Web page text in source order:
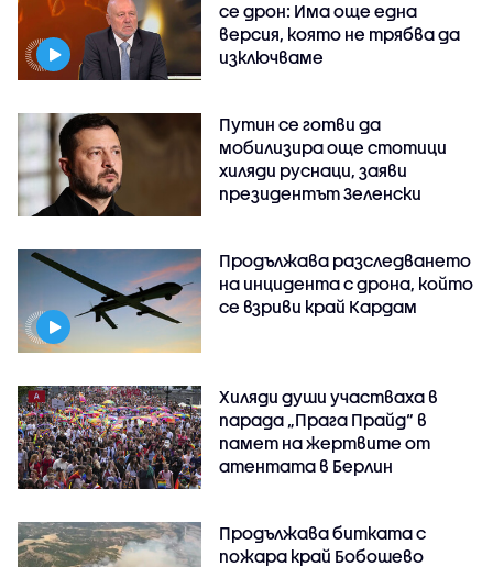
се дрон: Има още една
версия, която не трябва да
изключваме
Путин се готви да
мобилизира още стотици
хиляди руснаци, заяви
президентът Зеленски
Продължава разследването
на инцидента с дрона, който
се взриви край Кардам
Хиляди души участваха в
парада „Прага Прайд“ в
памет на жертвите от
атентата в Берлин
Продължава битката с
пожара край Бобошево